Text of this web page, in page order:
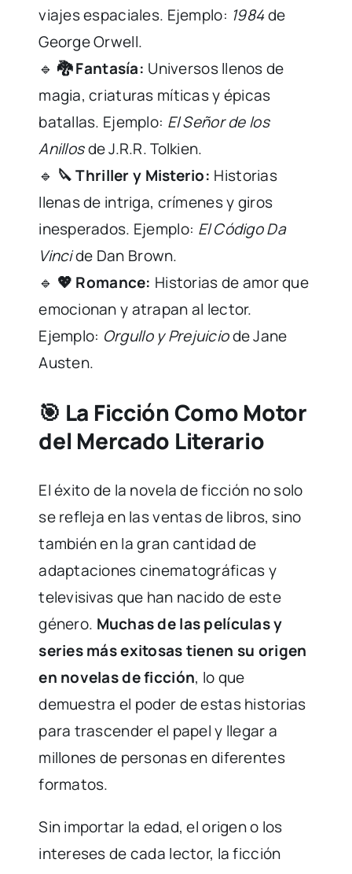
viajes espaciales. Ejemplo: 1984de
George Orwell.
🔹 🐉 Fantasía: Universos llenos de
magia, criaturas míticas y épicas
batallas. Ejemplo: El Señor de los
Anillosde J.R.R. Tolkien.
🔹 🔪 Thriller y Misterio: Historias
llenas de intriga, crímenes y giros
inesperados. Ejemplo: El Código Da
Vincide Dan Brown.
🔹 💖 Romance: Historias de amor que
emocionan y atrapan al lector.
Ejemplo: Orgullo y Prejuiciode Jane
Austen.
🎯 La Ficción Como Motor
del Mercado Literario
El éxito de la novela de ficción no solo
se refleja en las ventas de libros, sino
también en la gran cantidad de
adaptaciones cinematográficas y
televisivas que han nacido de este
género. Muchas de las películas y
series más exitosas tienen su origen
en novelas de ficción, lo que
demuestra el poder de estas historias
para trascender el papel y llegar a
millones de personas en diferentes
formatos.
Sin importar la edad, el origen o los
intereses de cada lector, la ficción